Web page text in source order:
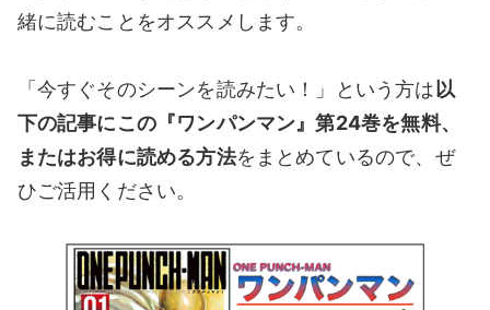
緒に読むことをオススメします。
「今すぐそのシーンを読みたい！」という方は以
下の記事にこの『ワンパンマン』第24巻を無料、
またはお得に読める方法をまとめているので、ぜ
ひご活用ください。